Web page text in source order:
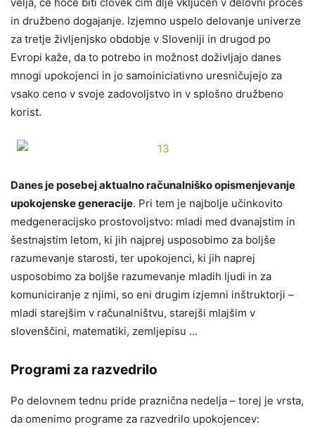
in družbeno dogajanje. Izjemno uspelo delovanje univerze
za tretje življenjsko obdobje v Sloveniji in drugod po
Evropi kaže, da to potrebo in možnost doživljajo danes
mnogi upokojenci in jo samoiniciativno uresničujejo za
vsako ceno v svoje zadovoljstvo in v splošno družbeno
korist.
Danes je posebej aktualno računalniško opismenjevanje
upokojenske generacije. Pri tem je najbolje učinkovito
medgeneracijsko prostovoljstvo: mladi med dvanajstim in
šestnajstim letom, ki jih najprej usposobimo za boljše
razumevanje starosti, ter upokojenci, ki jih naprej
usposobimo za boljše razumevanje mladih ljudi in za
komuniciranje z njimi, so eni drugim izjemni inštruktorji –
mladi starejšim v računalništvu, starejši mlajšim v
slovenščini, matematiki, zemljepisu …
Programi za razvedrilo
Po delovnem tednu pride praznična nedelja – torej je vrsta,
da omenimo programe za razvedrilo upokojencev: